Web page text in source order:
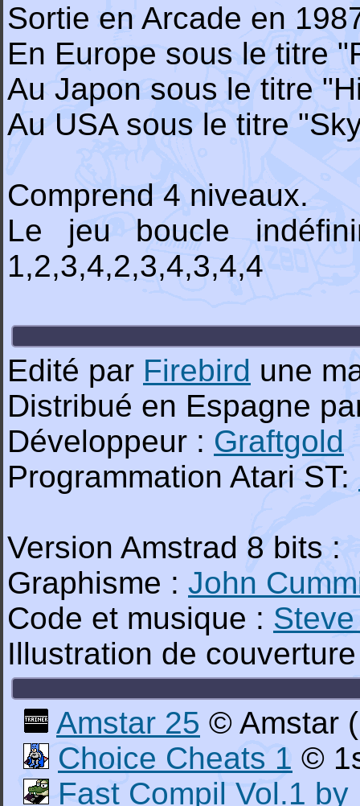
Sortie en Arcade en
En Europe sous le titre
Au Japon sous le titre
Au USA sous le titre
Comprend 4 niveaux.
Le jeu boucle
1,2,3,4,2,3,4,3,4,4
Edité par Firebird une
Distribué en Espagne
Développeur : Graftgold
Programmation Atari ST:
Version Amstrad 8 bits :
Graphisme : John
Code et musique :
Illustration de
Amstar 25 © Amstar
Choice Cheats 1 ©
Fast Compil Vol.1 by